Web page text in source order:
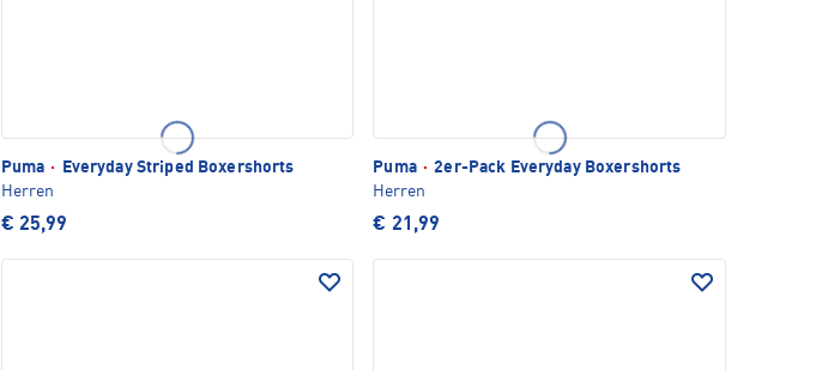
Puma ·
Everyday Striped Boxershorts
Herren
€ 25,99
Puma · 2er-Pack Everyday Boxershorts
Herren
€ 21,99